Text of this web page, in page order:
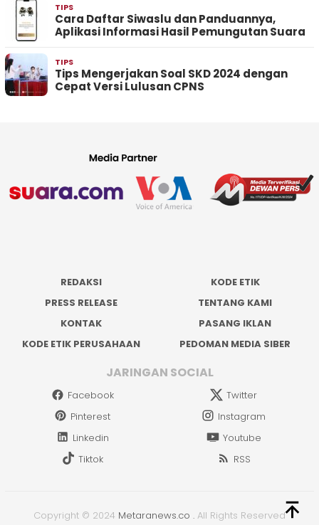
TIPS
Cara Daftar Siwaslu dan Panduannya,
Aplikasi Informasi Hasil Pemungutan Suara
TIPS
Tips Mengerjakan Soal SKD 2024 dengan
Cepat Versi Lulusan CPNS
REDAKSI
KODE ETIK
PRESS RELEASE
TENTANG KAMI
KONTAK
PASANG IKLAN
KODE ETIK PERUSAHAAN
PEDOMAN MEDIA SIBER
JARINGAN SOCIAL
Facebook
Twitter
Pinterest
Instagram
Linkedin
Youtube
Tiktok
RSS
Copyright © 2024 Metaranews.co . All Rights Reserved